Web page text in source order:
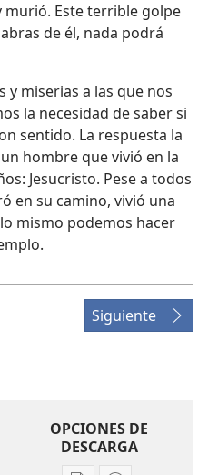
Este terrible golpe
de él, nada podrá
y miserias a las que nos
la necesidad de saber si
sentido. La respuesta la
hombre que vivió en la
Jesucristo. Pese a todos
en su camino, vivió una
mismo podemos hacer
Siguiente
OPCIONES DE
DESCARGA